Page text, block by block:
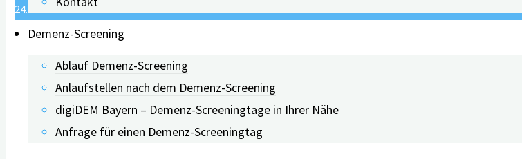
Demenz-Screening
Ablauf Demenz-Screening
Anlaufstellen nach dem Demenz-Screening
digiDEM Bayern – Demenz-Screeningtage in Ihrer Nähe
Anfrage für einen Demenz-Screeningtag
24.05.202216.07.2026